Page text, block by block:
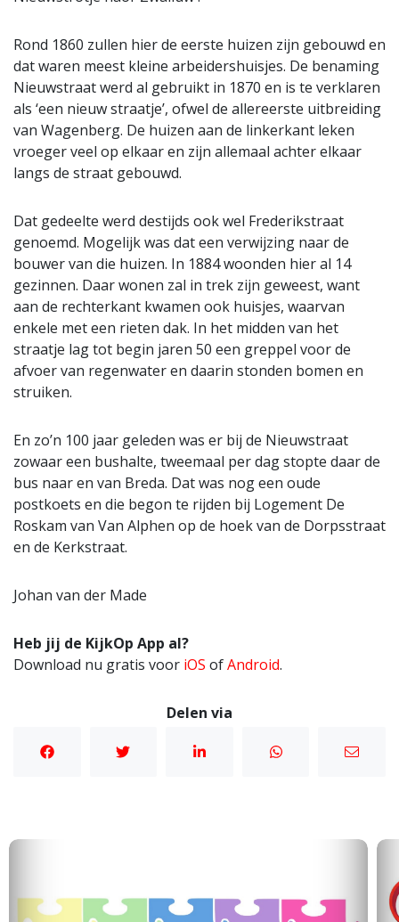
Rond 1860 zullen hier de eerste huizen zijn gebouwd en
dat waren meest kleine arbeidershuisjes. De benaming
Nieuwstraat werd al gebruikt in 1870 en is te verklaren
als ‘een nieuw straatje’, ofwel de allereerste uitbreiding
van Wagenberg. De huizen aan de linkerkant leken
vroeger veel op elkaar en zijn allemaal achter elkaar
langs de straat gebouwd.
Dat gedeelte werd destijds ook wel Frederikstraat
genoemd. Mogelijk was dat een verwijzing naar de
bouwer van die huizen. In 1884 woonden hier al 14
gezinnen. Daar wonen zal in trek zijn geweest, want
aan de rechterkant kwamen ook huisjes, waarvan
enkele met een rieten dak. In het midden van het
straatje lag tot begin jaren 50 een greppel voor de
afvoer van regenwater en daarin stonden bomen en
struiken.
En zo’n 100 jaar geleden was er bij de Nieuwstraat
zowaar een bushalte, tweemaal per dag stopte daar de
bus naar en van Breda. Dat was nog een oude
postkoets en die begon te rijden bij Logement De
Roskam van Van Alphen op de hoek van de Dorpsstraat
en de Kerkstraat.
Johan van der Made
Heb jij de KijkOp App al?
Download nu gratis voor iOS ofAndroid.
Delen via